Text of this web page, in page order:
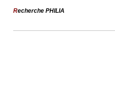
Recherche PHILIA